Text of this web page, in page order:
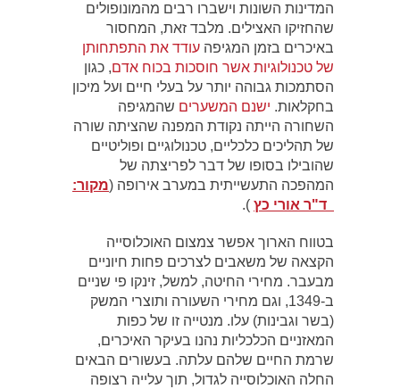
המדינות השונות וישברו רבים מהמונופולים
שהחזיקו האצילים. מלבד זאת, המחסור
באיכרים בזמן המגיפהעודד את התפתחותן
של טכנולוגיות אשר חוסכות בכוח אדם, כגון
הסתמכות גבוהה יותר על בעלי חיים ועל מיכון
ישנם המשעריםשהמגיפה
השחורה הייתה נקודת המפנה שהציתה שורה
של תהליכים כלכליים, טכנולוגיים ופוליטיים
שהובילו בסופו של דבר לפריצתה של
המהפכה התעשייתית במערב אירופה (מקור:
ד"ר אורי כץ).
בטווח הארוך אפשר צמצום האוכלוסייה
הקצאה של משאבים לצרכים פחות חיוניים
מבעבר. מחירי החיטה, למשל, זינקו פי שניים
ב-1349, וגם מחירי השעורה ותוצרי המשק
(בשר וגבינות) עלו. מנטייה זו של כפות
המאזניים הכלכליות נהנו בעיקר האיכרים,
שרמת החיים שלהם עלתה. בעשורים הבאים
החלה האוכלוסייה לגדול, תוך עלייה רצופה